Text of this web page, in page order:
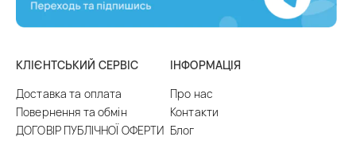
КЛІЄНТСЬКИЙ СЕРВІС
Доставка та оплата
Повернення та обмін
ДОГОВІР ПУБЛІЧНОЇ ОФЕРТИ
ІНФОРМАЦІЯ
Про нас
Контакти
Блог